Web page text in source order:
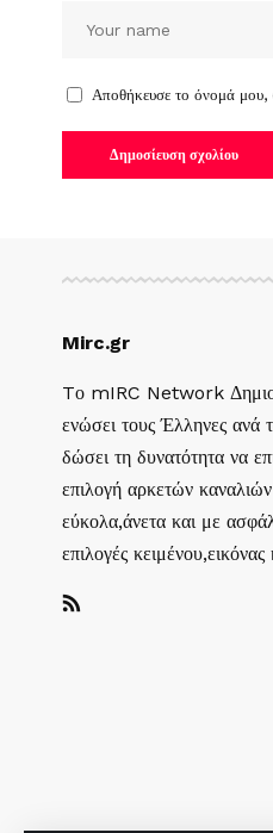
Αποθήκευσε το όνομά μου,
Mirc.gr
Tο mIRC Network
ενώσει τους Έλληνες ανά
δώσει τη δυνατότητα να
επιλογή αρκετών
εύκολα,άνετα και με
επιλογές